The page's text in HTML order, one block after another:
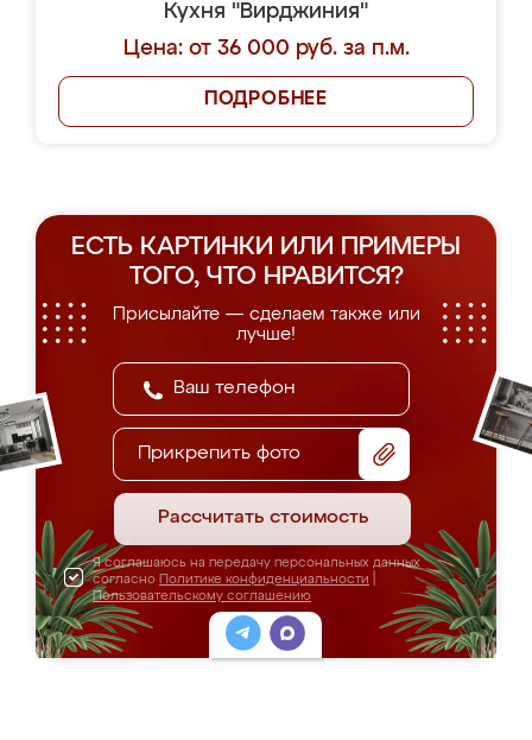
Кухня "Вирджиния"
Цена: от 36 000 руб. за п.м.
ПОДРОБНЕЕ
ЕСТЬ КАРТИНКИ ИЛИ ПРИМЕРЫ
ТОГО, ЧТО НРАВИТСЯ?
Присылайте — сделаем также или
лучше!
Прикрепить фото
Рассчитать стоимость
Я соглашаюсь на передачу персональных данных
согласно Политике конфиденциальности
Пользовательскому соглашению